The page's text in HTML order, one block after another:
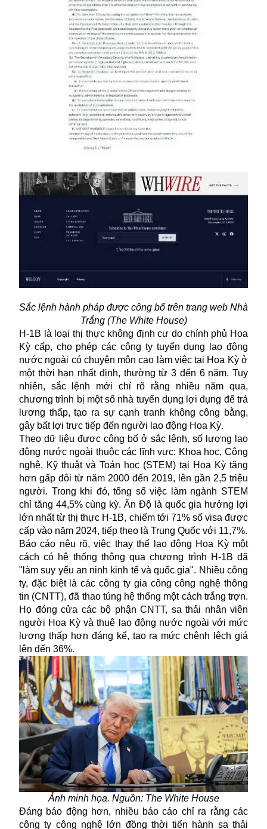
Sắc lệnh hành pháp được công bố trên trang web Nhà
Trắng (The White House)
H-1B là loại thị thực không định cư do chính phủ Hoa
Kỳ cấp, cho phép các công ty tuyển dụng lao động
nước ngoài có chuyên môn cao làm việc tại Hoa Kỳ ở
một thời hạn nhất định, thường từ 3 đến 6 năm. Tuy
nhiên, sắc lệnh mới chỉ rõ rằng nhiều năm qua,
chương trình bị một số nhà tuyển dụng lợi dụng để trả
lương thấp, tạo ra sự cạnh tranh không công bằng,
gây bất lợi trực tiếp đến người lao động Hoa Kỳ.
Theo dữ liệu được công bố ở sắc lệnh, số lượng lao
động nước ngoài thuộc các lĩnh vực: Khoa học, Công
nghệ, Kỹ thuật và Toán học (STEM) tại Hoa Kỳ tăng
hơn gấp đôi từ năm 2000 đến 2019, lên gần 2,5 triệu
người. Trong khi đó, tổng số việc làm ngành STEM
chỉ tăng 44,5% cùng kỳ. Ấn Độ là quốc gia hưởng lợi
lớn nhất từ thị thực H-1B, chiếm tới 71% số visa được
cấp vào năm 2024, tiếp theo là Trung Quốc với 11,7%.
Báo cáo nêu rõ, việc thay thế lao động Hoa Kỳ một
cách có hệ thống thông qua chương trình H-1B đã
"làm suy yếu an ninh kinh tế và quốc gia". Nhiều công
ty, đặc biệt là các công ty gia công công nghệ thông
tin (CNTT), đã thao túng hệ thống một cách trắng trợn.
Họ đóng cửa các bộ phận CNTT, sa thải nhân viên
người Hoa Kỳ và thuê lao động nước ngoài với mức
lương thấp hơn đáng kể, tạo ra mức chênh lệch giá
lên đến 36%.
Ảnh minh họa. Nguồn: The White House
Đáng báo động hơn, nhiều báo cáo chỉ ra rằng các
công ty công nghệ lớn đồng thời tiến hành sa thải